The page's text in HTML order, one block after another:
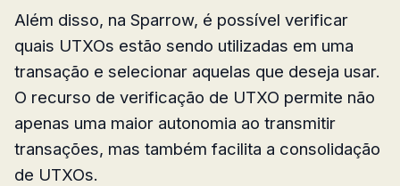
Além disso, na Sparrow, é possível verificar
quais UTXOs estão sendo utilizadas em uma
transação e selecionar aquelas que deseja usar.
O recurso de verificação de UTXO permite não
apenas uma maior autonomia ao transmitir
transações, mas também facilita a consolidação
de UTXOs.